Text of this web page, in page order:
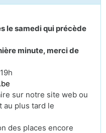
le samedi qui précède
minute, merci de
sur notre site web ou
au plus tard le
des places encore